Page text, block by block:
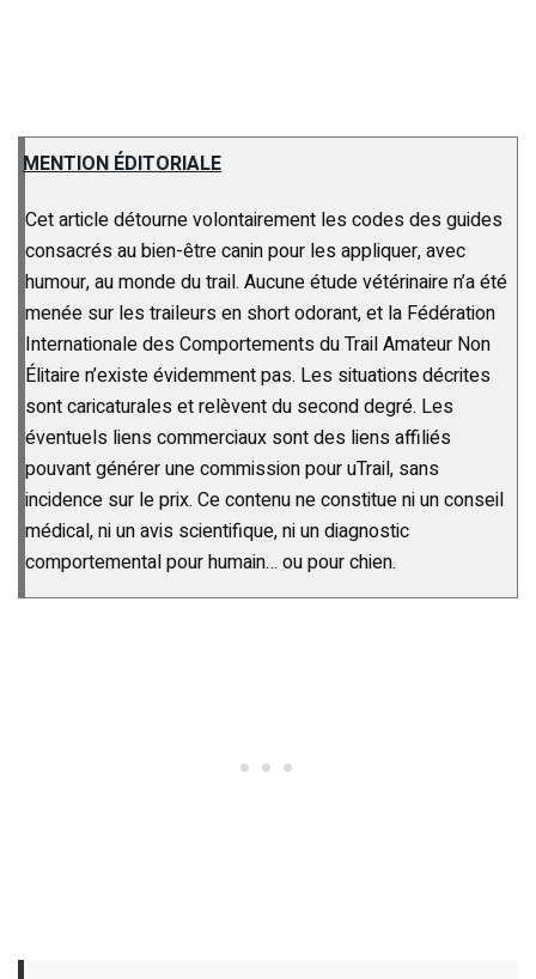
MENTION ÉDITORIALE
Cet article détourne volontairement les codes des guides
consacrés au bien-être canin pour les appliquer, avec
humour, au monde du trail. Aucune étude vétérinaire n’a été
menée sur les traileurs en short odorant, et la Fédération
Internationale des Comportements du Trail Amateur Non
Élitaire n’existe évidemment pas. Les situations décrites
sont caricaturales et relèvent du second degré. Les
éventuels liens commerciaux sont des liens affiliés
pouvant générer une commission pour uTrail, sans
incidence sur le prix. Ce contenu ne constitue ni un conseil
médical, ni un avis scientifique, ni un diagnostic
comportemental pour humain… ou pour chien.